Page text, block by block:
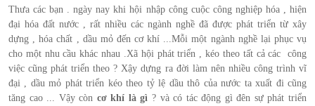
Thưa các bạn . ngày nay khi hội nhập công cuộc công nghiệp hóa , hiện
đại hóa đất nước , rất nhiều các ngành nghề đã được phát triển từ xây
dựng , hóa chất , dầu mỏ đến cơ khí ...Mỗi một ngành nghề lại phục vụ
cho một nhu cầu khác nhau .Xã hội phát triển , kéo theo tất cả các công
việc cũng phát triển theo ? Xậy dựng ra đời làm nên nhiều công trình vĩ
đại , dầu mỏ phát triển kéo theo tỷ lệ dầu thô của nước ta xuất đi cũng
tăng cao ... Vậy còn cơ khí là gì ? và có tác động gì đên sự phát triển